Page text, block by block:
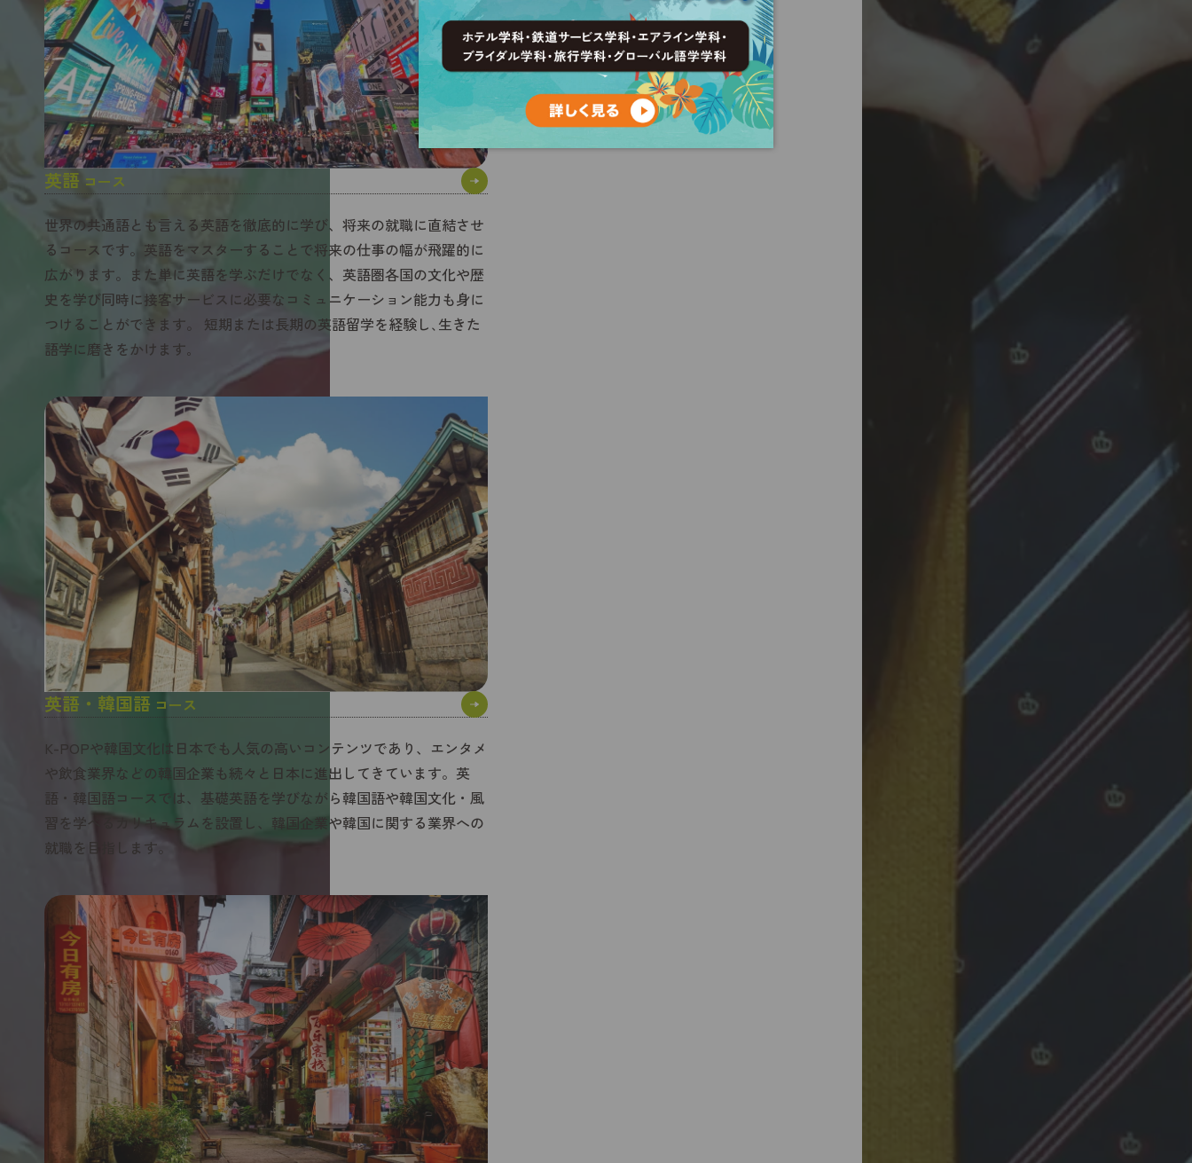
英語 コース
世界の共通語とも言える英語を徹底的に学び、将来の就職に直結させ
るコースです。英語をマスターすることで将来の仕事の幅が飛躍的に
広がります。また単に英語を学ぶだけでなく、英語圏各国の文化や歴
史を学び同時に接客サービスに必要なコミュニケーション能力も身に
つけることができます。 短期または長期の英語留学を経験し､生きた
語学に磨きをかけます｡
英語・韓国語 コース
K-POPや韓国文化は日本でも人気の高いコンテンツであり、エンタメ
や飲食業界などの韓国企業も続々と日本に進出してきています。英
語・韓国語コースでは、基礎英語を学びながら韓国語や韓国文化・風
習を学べるカリキュラムを設置し、韓国企業や韓国に関する業界への
就職を目指します。